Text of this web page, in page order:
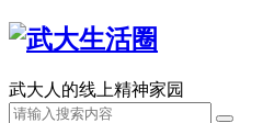
武大人的线上精神家园